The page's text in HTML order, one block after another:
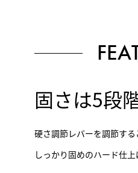
固さは5段
硬さ調節レバーを調節す
しっかり固めのハード仕